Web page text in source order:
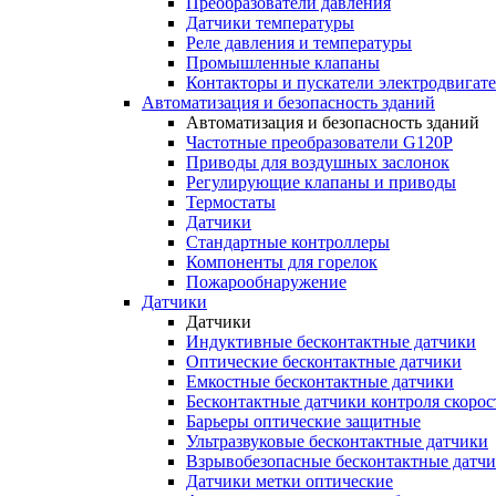
Датчики температуры
Реле давления и температуры
Промышленные клапаны
Контакторы и пускатели
Автоматизация и безопасность зданий
Автоматизация и безопасность зданий
Частотные преобразователи G120P
Приводы для воздушных заслонок
Регулирующие клапаны и приводы
Термостаты
Датчики
Стандартные контроллеры
Компоненты для горелок
Пожарообнаружение
Датчики
Датчики
Индуктивные бесконтактные датчики
Оптические бесконтактные датчики
Емкостные бесконтактные датчики
Бесконтактные датчики контроля
Барьеры оптические защитные
Ультразвуковые бесконтактные датчики
Взрывобезопасные бесконтактные
Датчики метки оптические